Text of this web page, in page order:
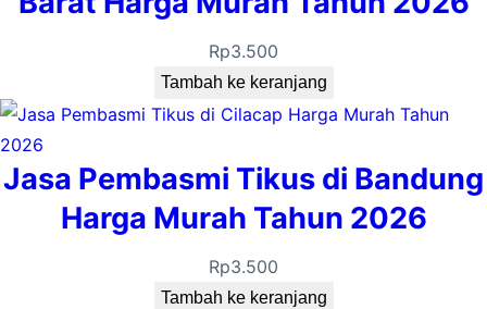
Rp3.500
Tambah ke keranjang
Jasa Pembasmi Tikus di Bandung
Harga Murah Tahun 2026
Rp3.500
Tambah ke keranjang